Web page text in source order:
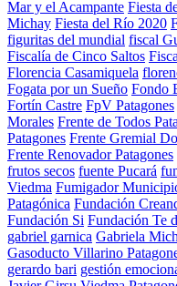
Mar y el Acampante Fiesta
Michay Fiesta del Río 2020
figuritas del mundial fiscal
Fiscalía de Cinco Saltos
Florencia Casamiquela
Fogata por un Sueño Fondo
Fortín Castre FpV Patagones
Morales Frente de Todos
Patagones Frente Gremial
Frente Renovador Patagones
frutos secos fuente Pucará
Viedma Fumigador
Patagónica Fundación
Fundación Si Fundación Te
gabriel garnica Gabriela
Gasoducto Villarino
gerardo bari gestión